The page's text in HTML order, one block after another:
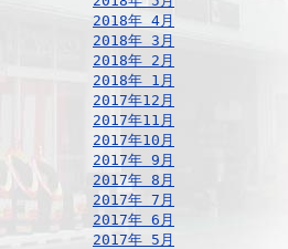
2018年 4月
2018年 3月
2018年 2月
2018年 1月
2017年12月
2017年11月
2017年10月
2017年 9月
2017年 8月
2017年 7月
2017年 6月
2017年 5月